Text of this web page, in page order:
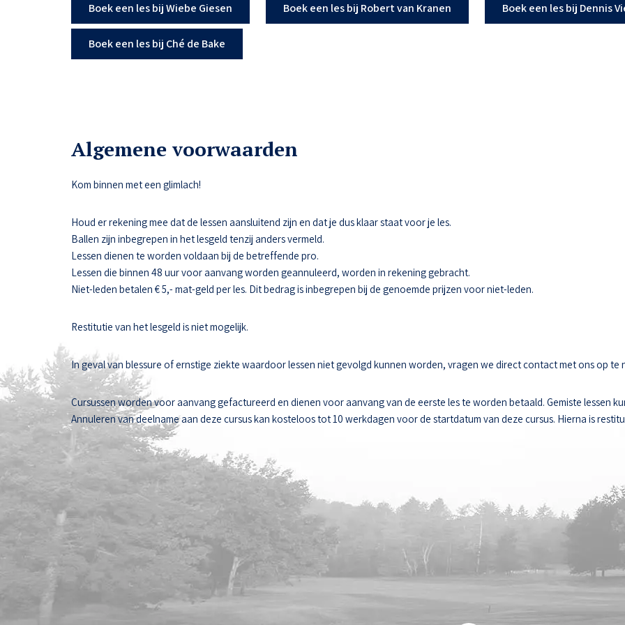
Boek een les bij Wiebe Giesen Boek een les bij Robert van Kranen Boek een les bij Dennis
Boek een les bij Ché de Bake
Algemene voorwaarden
Kom binnen met een glimlach!
Houd er rekening mee dat de lessen aansluitend zijn en dat je dus klaar staat voor je les.
Ballen zijn inbegrepen in het lesgeld tenzij anders vermeld.
Lessen dienen te worden voldaan bij de betreffende pro.
Lessen die binnen 48 uur voor aanvang worden geannuleerd, worden in rekening gebracht.
Niet-leden betalen € 5,- mat-geld per les. Dit bedrag is inbegrepen bij de genoemde prijzen voor niet-leden.
Restitutie van het lesgeld is niet mogelijk.
In geval van blessure of ernstige ziekte waardoor lessen niet gevolgd kunnen worden, vragen we direct contact met ons op te
Cursussen worden voor aanvang gefactureerd en dienen voor aanvang van de eerste les te worden betaald. Gemiste lessen
Annuleren van deelname aan deze cursus kan kosteloos tot 10 werkdagen voor de startdatum van deze cursus. Hierna is